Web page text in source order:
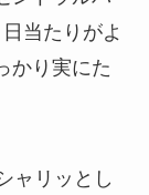
当たりがよ
かり実にた
ャリッとし